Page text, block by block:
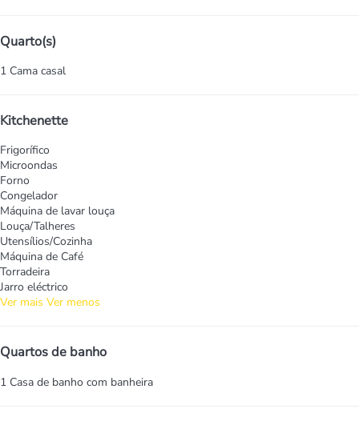
Quarto(s)
1 Cama casal
Kitchenette
Frigorífico
Microondas
Forno
Congelador
Máquina de lavar louça
Louça/Talheres
Utensílios/Cozinha
Máquina de Café
Torradeira
Jarro eléctrico
Ver mais Ver menos
Quartos de banho
1 Casa de banho com banheira